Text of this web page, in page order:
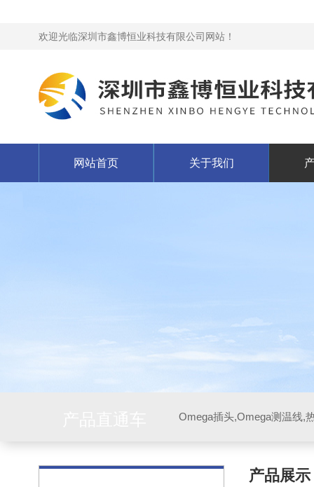
欢迎光临深圳市鑫博恒业科技有限公司网站！
网站首页 关于我们
产品展示